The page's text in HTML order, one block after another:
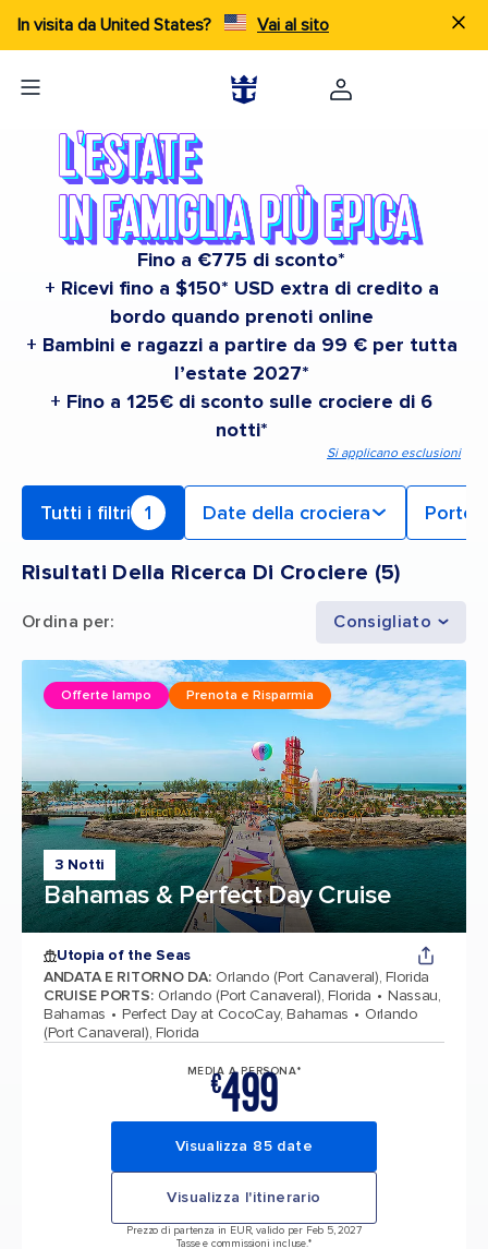
In visita da United States? Vai al sito
Fino a €775 di sconto*
+ Ricevi fino a $150* USD extra di credito a
bordo quando prenoti online
+ Bambini e ragazzi a partire da 99 € per tutta
l’estate 2027*
+ Fino a 125€ di sconto sulle crociere di 6
notti*
Si applicano esclusioni
Tutti i filtri 1 Date della crociera Porto
Risultati Della Ricerca Di Crociere (5)
Ordina per: Consigliato
3 Notti
Bahamas & Perfect Day Cruise
Offerte lampo Prenota e Risparmia
Utopia of the Seas
ANDATA E RITORNO DA: Orlando (Port Canaveral), Florida
CRUISE PORTS: Orlando (Port Canaveral), Florida
Nassau,
Bahamas
Perfect Day at CocoCay, Bahamas
Orlando
(Port Canaveral), Florida
MEDIA A PERSONA*
€499
Visualizza 85 date
Visualizza l'itinerario
Prezzo di partenza in EUR, valido per Feb 5, 2027
Tasse e commissioni incluse.*